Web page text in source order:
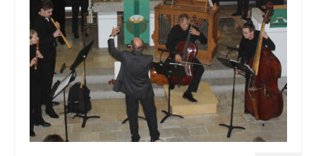
Gemeinde
Mitarbeitende
Pfarrteam
Pfarrbüro
KantorIn